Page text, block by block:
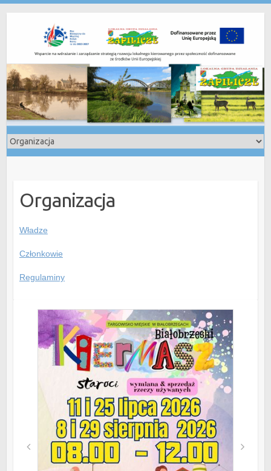
Organizacja
Władze
Członkowie
Regulaminy